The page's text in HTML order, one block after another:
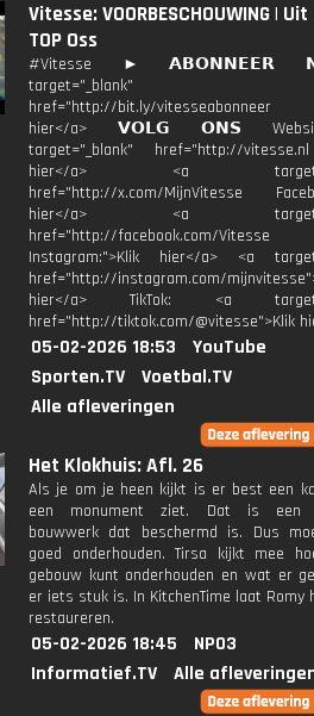
Vitesse: VOORBESCHOUWING |
TOP Oss
#Vitesse ► 𝗔𝗕𝗢𝗡𝗡𝗘𝗘𝗥
target="_blank"
href="http://bit.ly/
hier</a> 𝗩𝗢𝗟𝗚 𝗢𝗡𝗦
target="_blank" href="http://
hier</a> <a
href="http://x.com/MijnVitesse
hier</a> <a
href="http://facebook.com/Vitesse
Instagram:">Klik hier</a> <a
href="http://instagram.com/
hier</a> TikTok: <a
href="http://tiktok.com/@vitesse">Klik
05-02-2026 18:53
YouTube
Sporten.TV
Voetbal.TV
Alle afleveringen
Het Klokhuis: Afl. 26
Als je om je heen kijkt is er best een
een monument ziet. Dat is een
bouwwerk dat beschermd is. Dus
goed onderhouden. Tirsa kijkt mee
gebouw kunt onderhouden en wat er
er iets stuk is. In KitchenTime laat Romy
restaureren.
05-02-2026 18:45
NPO3
Informatief.TV
Alle